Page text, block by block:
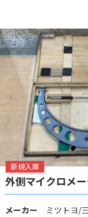
新規入庫
外側マイクロメ
メーカー
ミツトヨ/